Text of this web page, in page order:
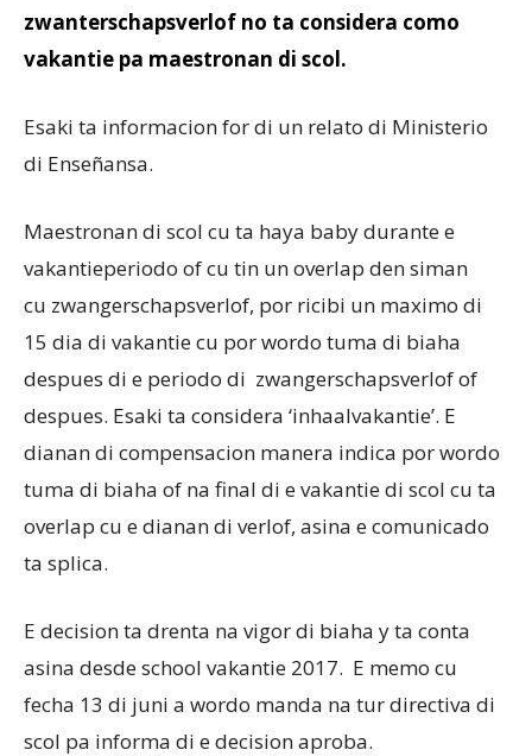
zwanterschapsverlof no ta considera como
vakantie pa maestronan di scol.
Esaki ta informacion for di un relato di Ministerio
di Enseñansa.
Maestronan di scol cu ta haya baby durante e
vakantieperiodo of cu tin un overlap den siman
cu zwangerschapsverlof, por ricibi un maximo di
15 dia di vakantie cu por wordo tuma di biaha
despues di e periodo di zwangerschapsverlof of
despues. Esaki ta considera ‘inhaalvakantie’. E
dianan di compensacion manera indica por wordo
tuma di biaha of na final di e vakantie di scol cu ta
overlap cu e dianan di verlof, asina e comunicado
ta splica.
E decision ta drenta na vigor di biaha y ta conta
asina desde school vakantie 2017. E memo cu
fecha 13 di juni a wordo manda na tur directiva di
scol pa informa di e decision aproba.